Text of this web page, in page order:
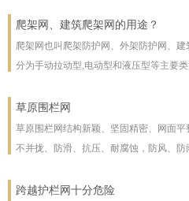
爬架网、建筑爬架网的用途？
爬架网也叫爬架防护网、外架防护网、
分为手动拉动型,电动型和液压型等主要
彻底改善了脚手架技术
草原围栏网
草原围栏网结构新颖、坚固精密、网面平
不并拢、防滑、抗压、耐腐蚀，防风、
受压力也不至发生松动变形现象。该产品
跨越护栏网十分危险